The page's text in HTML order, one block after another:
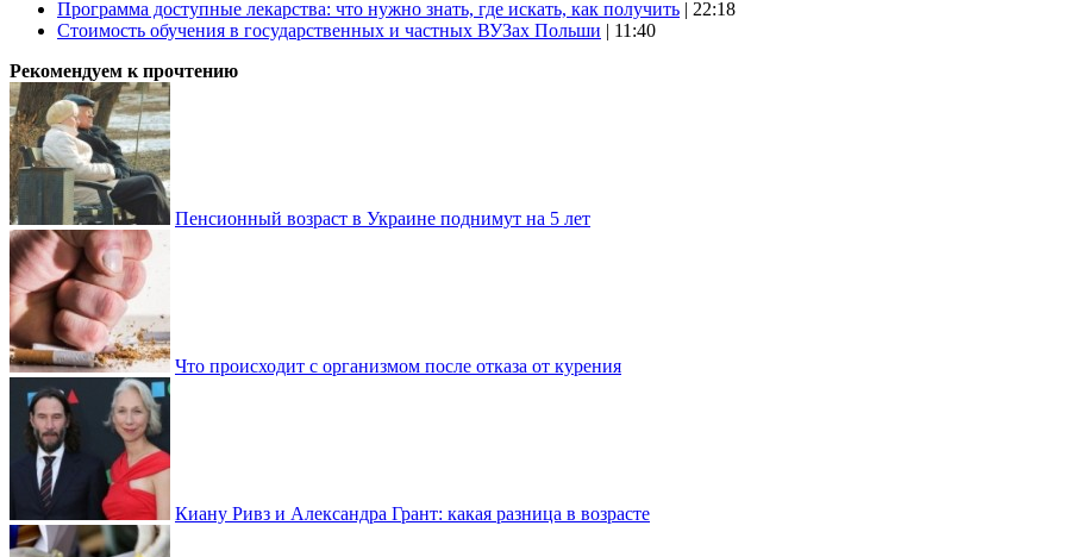
Программа доступные лекарства: что нужно знать, где искать, как получить | 22:18
Стоимость обучения в государственных и частных ВУЗах Польши | 11:40
Рекомендуем к прочтению
Пенсионный возраст в Украине поднимут на 5 лет
Что происходит с организмом после отказа от курения
Киану Ривз и Александра Грант: какая разница в возрасте